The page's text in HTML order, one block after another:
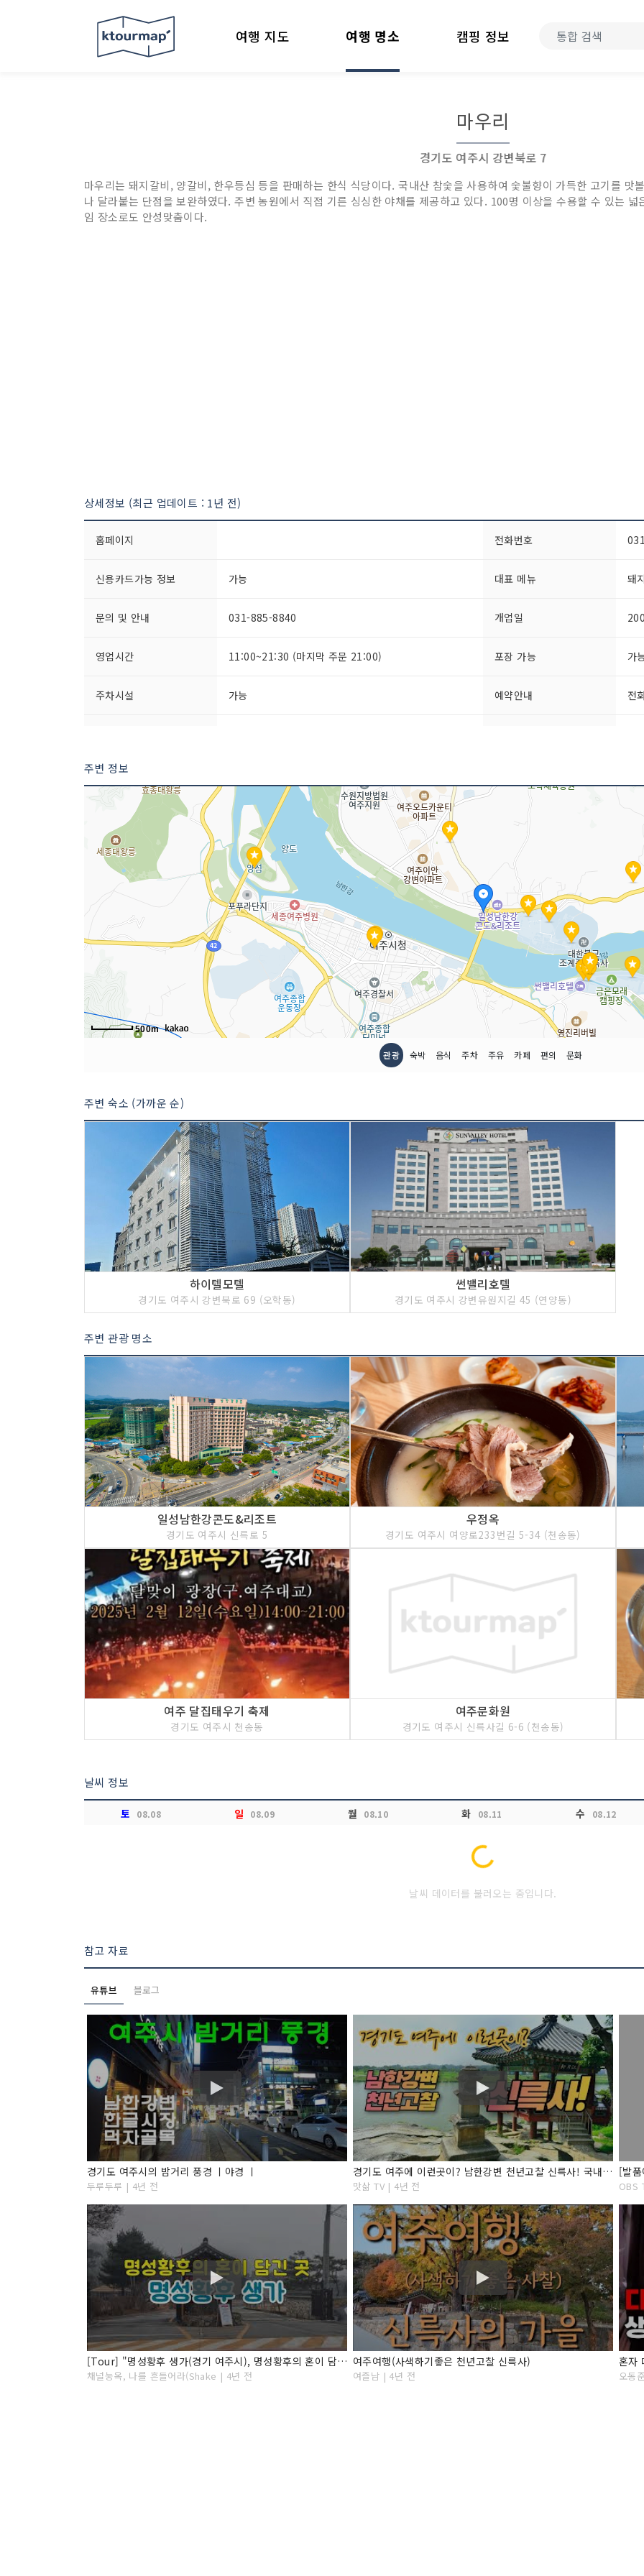
여행 지도 여행 명소 캠핑 정보
마우리
경기도 여주시 강변북로 7
마우리는 돼지갈비, 양갈비, 한우등심 등을 판매하는 한식 식당이다. 국내산 참숯을 사용하여 숯불향이 가득한 고기를 맛
나 달라붙는 단점을 보완하였다. 주변 농원에서 직접 기른 싱싱한 야채를 제공하고 있다. 100명 이상을 수용할 수 있는
임 장소로도 안성맞춤이다.
상세정보 (최근 업데이트 : 1년 전)
홈페이지 전화번호
신용카드가능 정보 가능 대표 메뉴 돼
문의 및 안내 031-885-8840 개업일
영업시간 11:00~21:30 (마지막 주문 21:00) 포장 가능 가
주차시설 가능 예약안내 전
취급 메뉴
주변 정보
500m
관광 숙박 음식 주차 주유 카페 편의 문화
주변 숙소 (가까운 순)
하이텔모텔
경기도 여주시 강변북로 69 (오학동)
썬밸리호텔
경기도 여주시 강변유원지길 45 (연양동)
주변 관광 명소
일성남한강콘도&리조트
경기도 여주시 신륵로 5
우정옥
경기도 여주시 여양로233번길 5-34 (천송동)
여주 달집태우기 축제
경기도 여주시 천송동
여주문화원
경기도 여주시 신륵사길 6-6 (천송동)
날씨 정보
토 08.08 일 08.09 월 08.10 화 08.11 수 08.12
Loading...
날씨 데이터를 불러오는 중입니다.
참고 자료
유튜브 블로그
경기도 여주시의 밤거리 풍경 ㅣ야경 ㅣ
두루두루 | 4년 전
경기도 여주에 이런곳이? 남한강변 천년고찰 신륵사! 국내여행, 사찰여행, 경기도 여행, 여주가볼만한곳
맛삶 TV | 4년 전
[발
OBS
[Tour] "명성황후 생가(경기 여주시), 명성황후의 혼이 담긴 곳"
채널눙옥, 나를 흔들어라(Shake | 4년 전
여주여행(사색하기좋은 천년고찰 신륵사)
여즐남 | 4년 전
혼자
오동